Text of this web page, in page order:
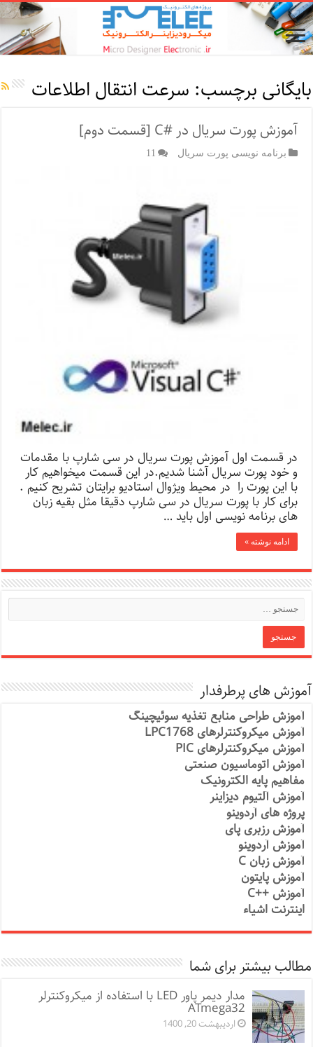
بایگانی برچسب: سرعت انتقال اطلاعات
آموزش پورت سریال در #C [قسمت دوم]
برنامه نویسی پورت سریال 11
در قسمت اول آموزش پورت سریال در سی شارپ با مقدمات
و خود پورت سریال آشنا شدیم.در این قسمت میخواهیم کار
با این پورت را در محیط ویژوال استادیو برایتان تشریح کنیم .
برای کار با پورت سریال در سی شارپ دقیقا مثل بقیه زبان
های برنامه نویسی اول باید …
ادامه نوشته »
آموزش های پرطرفدار
آموزش طراحی منابع تغذیه سوئیچینگ
آموزش میکروکنترلرهای LPC1768
آموزش میکروکنترلرهای PIC
آموزش اتوماسیون صنعتی
مفاهیم پایه الکترونیک
آموزش آلتیوم دیزاینر
پروژه های آردوینو
آموزش رزبری پای
آموزش آردوینو
آموزش زبان C
آموزش پایتون
آموزش ++C
اینترنت اشیاء
مطالب بیشتر برای شما
مدار دیمر پاور LED با استفاده از میکروکنترلر
ATmega32
اردیبهشت 20, 1400